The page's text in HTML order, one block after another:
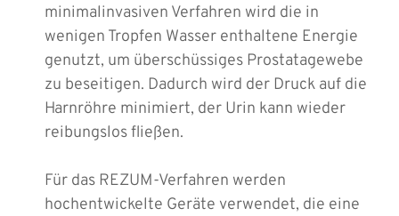
minimalinvasiven Verfahren wird die in
wenigen Tropfen Wasser enthaltene Energie
genutzt, um überschüssiges Prostatagewebe
zu beseitigen. Dadurch wird der Druck auf die
Harnröhre minimiert, der Urin kann wieder
reibungslos fließen.
Für das REZUM-Verfahren werden
hochentwickelte Geräte verwendet, die eine